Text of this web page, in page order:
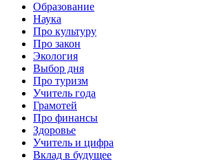
Образование
Наука
Про культуру
Про закон
Экология
Выбор дня
Про туризм
Учитель года
Грамотей
Про финансы
Здоровье
Учитель и цифра
Вклад в будущее